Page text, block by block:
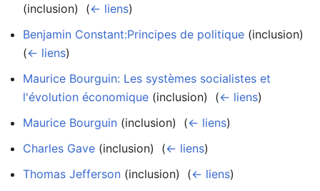
(inclusion) ‎ (← liens)
Benjamin Constant:Principes de politique (inclusion) ‎
(← liens)
Maurice Bourguin: Les systèmes socialistes et
l'évolution économique (inclusion) ‎ (← liens)
Maurice Bourguin (inclusion) ‎ (← liens)
Charles Gave (inclusion) ‎ (← liens)
Thomas Jefferson (inclusion) ‎ (← liens)